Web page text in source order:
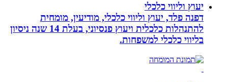
יעוץ וליווי כלכלי
דפנה פלד, יעוץ וליווי כלכלי, מודיעין, מומחית
להתנהלות כלכלית ויעוץ פנסיוני, בעלת 14 שנה ניסיון
בליווי כלכלי למשפחות.